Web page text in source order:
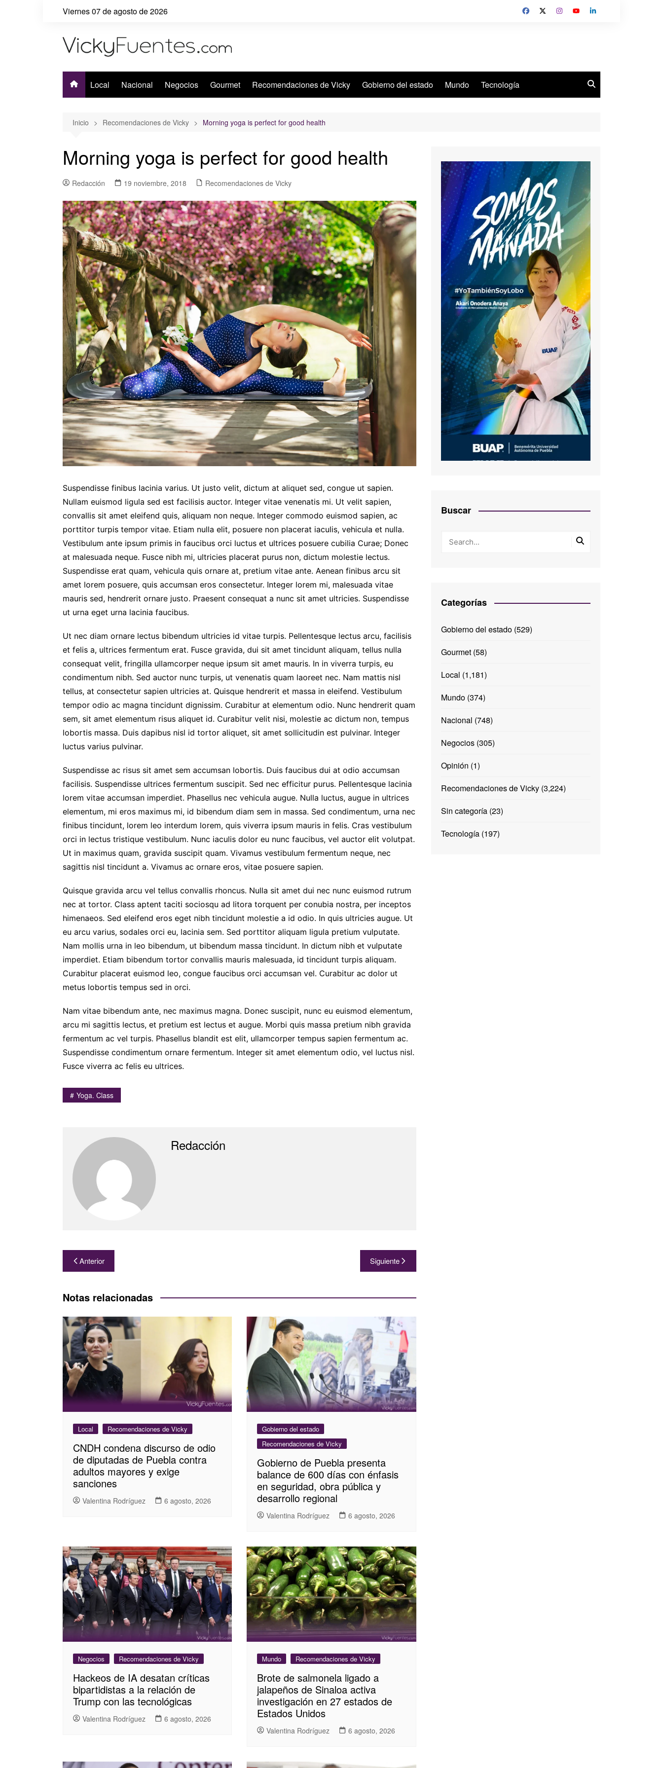
Viernes 07 de agosto de 2026
Local Nacional Negocios Gourmet Recomendaciones de Vicky Gobierno del estado Mundo Tecnología
Inicio Recomendaciones de Vicky Morning yoga is perfect for good health
Morning yoga is perfect for good health
Redacción 19 noviembre, 2018 Recomendaciones de Vicky
Suspendisse finibus lacinia varius. Ut justo velit, dictum at aliquet sed, congue ut sapien.
Nullam euismod ligula sed est facilisis auctor. Integer vitae venenatis mi. Ut velit sapien,
convallis sit amet eleifend quis, aliquam non neque. Integer commodo euismod sapien, ac
porttitor turpis tempor vitae. Etiam nulla elit, posuere non placerat iaculis, vehicula et nulla.
Vestibulum ante ipsum primis in faucibus orci luctus et ultrices posuere cubilia Curae; Donec
at malesuada neque. Fusce nibh mi, ultricies placerat purus non, dictum molestie lectus.
Suspendisse erat quam, vehicula quis ornare at, pretium vitae ante. Aenean finibus arcu sit
amet lorem posuere, quis accumsan eros consectetur. Integer lorem mi, malesuada vitae
mauris sed, hendrerit ornare justo. Praesent consequat a nunc sit amet ultricies. Suspendisse
ut urna eget urna lacinia faucibus.
Ut nec diam ornare lectus bibendum ultricies id vitae turpis. Pellentesque lectus arcu, facilisis
et felis a, ultrices fermentum erat. Fusce gravida, dui sit amet tincidunt aliquam, tellus nulla
consequat velit, fringilla ullamcorper neque ipsum sit amet mauris. In in viverra turpis, eu
condimentum nibh. Sed auctor nunc turpis, ut venenatis quam laoreet nec. Nam mattis nisl
tellus, at consectetur sapien ultricies at. Quisque hendrerit et massa in eleifend. Vestibulum
tempor odio ac magna tincidunt dignissim. Curabitur at elementum odio. Nunc hendrerit quam
sem, sit amet elementum risus aliquet id. Curabitur velit nisi, molestie ac dictum non, tempus
lobortis massa. Duis dapibus nisl id tortor aliquet, sit amet sollicitudin est pulvinar. Integer
luctus varius pulvinar.
Suspendisse ac risus sit amet sem accumsan lobortis. Duis faucibus dui at odio accumsan
facilisis. Suspendisse ultrices fermentum suscipit. Sed nec efficitur purus. Pellentesque lacinia
lorem vitae accumsan imperdiet. Phasellus nec vehicula augue. Nulla luctus, augue in ultrices
elementum, mi eros maximus mi, id bibendum diam sem in massa. Sed condimentum, urna nec
finibus tincidunt, lorem leo interdum lorem, quis viverra ipsum mauris in felis. Cras vestibulum
orci in lectus tristique vestibulum. Nunc iaculis dolor eu nunc faucibus, vel auctor elit volutpat.
Ut in maximus quam, gravida suscipit quam. Vivamus vestibulum fermentum neque, nec
sagittis nisl tincidunt a. Vivamus ac ornare eros, vitae posuere sapien.
Quisque gravida arcu vel tellus convallis rhoncus. Nulla sit amet dui nec nunc euismod rutrum
nec at tortor. Class aptent taciti sociosqu ad litora torquent per conubia nostra, per inceptos
himenaeos. Sed eleifend eros eget nibh tincidunt molestie a id odio. In quis ultricies augue. Ut
eu arcu varius, sodales orci eu, lacinia sem. Sed porttitor aliquam ligula pretium vulputate.
Nam mollis urna in leo bibendum, ut bibendum massa tincidunt. In dictum nibh et vulputate
imperdiet. Etiam bibendum tortor convallis mauris malesuada, id tincidunt turpis aliquam.
Curabitur placerat euismod leo, congue faucibus orci accumsan vel. Curabitur ac dolor ut
metus lobortis tempus sed in orci.
Nam vitae bibendum ante, nec maximus magna. Donec suscipit, nunc eu euismod elementum,
arcu mi sagittis lectus, et pretium est lectus et augue. Morbi quis massa pretium nibh gravida
fermentum ac vel turpis. Phasellus blandit est elit, ullamcorper tempus sapien fermentum ac.
Suspendisse condimentum ornare fermentum. Integer sit amet elementum odio, vel luctus nisl.
Fusce viverra ac felis eu ultrices.
Yoga. Class
Redacción
Navegación
de
entradas
Anterior Siguiente
Notas relacionadas
Local Recomendaciones de Vicky
CNDH condena discurso de odio
de diputadas de Puebla contra
adultos mayores y exige
sanciones
Valentina Rodríguez 6 agosto, 2026
Gobierno del estado
Recomendaciones de Vicky
Gobierno de Puebla presenta
balance de 600 días con énfasis
en seguridad, obra pública y
desarrollo regional
Valentina Rodríguez 6 agosto, 2026
Negocios Recomendaciones de Vicky
Hackeos de IA desatan críticas
bipartidistas a la relación de
Trump con las tecnológicas
Valentina Rodríguez 6 agosto, 2026
Mundo Recomendaciones de Vicky
Brote de salmonela ligado a
jalapeños de Sinaloa activa
investigación en 27 estados de
Estados Unidos
Valentina Rodríguez 6 agosto, 2026
Buscar
Categorías
Gobierno del estado(529)
Gourmet(58)
Local (1,181)
Mundo(374)
Nacional (748)
Negocios(305)
Opinión (1)
Recomendaciones de Vicky(3,224)
Sin categoría(23)
Tecnología(197)